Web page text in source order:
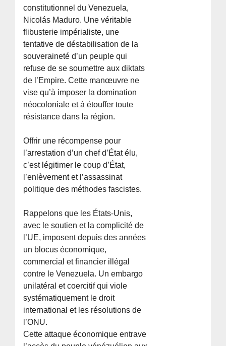
constitutionnel du Venezuela,
Nicolás Maduro. Une véritable
flibusterie impérialiste, une
tentative de déstabilisation de la
souveraineté d’un peuple qui
refuse de se soumettre aux diktats
de l’Empire. Cette manœuvre ne
vise qu’à imposer la domination
néocoloniale et à étouffer toute
résistance dans la région.
Offrir une récompense pour
l’arrestation d’un chef d’État élu,
c’est légitimer le coup d’État,
l’enlèvement et l’assassinat
politique des méthodes fascistes.
Rappelons que les États-Unis,
avec le soutien et la complicité de
l’UE, imposent depuis des années
un blocus économique,
commercial et financier illégal
contre le Venezuela. Un embargo
unilatéral et coercitif qui viole
systématiquement le droit
international et les résolutions de
l’ONU.
Cette attaque économique entrave